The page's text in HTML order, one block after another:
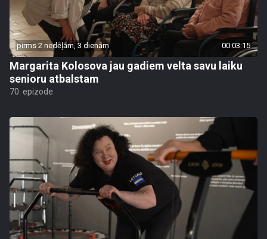
pirms 2 nedēļām, 3 dienām 00:03:15
Margarita Kolosova jau gadiem velta savu laiku
senioru atbalstam
70. epizode